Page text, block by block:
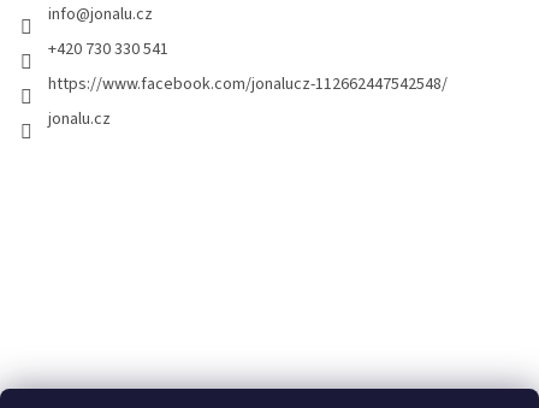
info@jonalu.cz
+420 730 330 541
https://www.facebook.com/jonalucz-112662447542548/
jonalu.cz